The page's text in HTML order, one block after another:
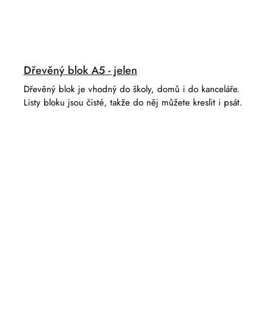
Dřevěný blok A5 - jelen
Dřevěný blok je vhodný do školy, domů i do kanceláře.
Listy bloku jsou čisté, takže do něj můžete kreslit i psát.